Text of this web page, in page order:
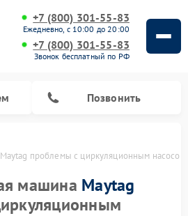
+7 (800) 301-55-83
Ежедневно, с 10:00 до 20:00
+7 (800) 301-55-83
Звонок бесплатный по РФ
Позвонить
проблемы с циркуляционным насосом
машина Maytag